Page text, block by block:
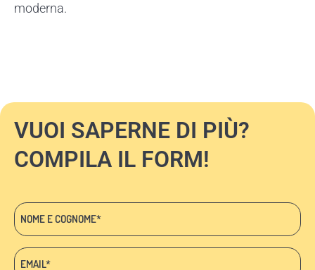
moderna.
VUOI SAPERNE DI PIÙ?
COMPILA IL FORM!
Nome
e
cognome
Email: